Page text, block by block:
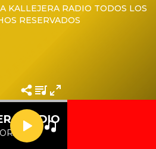
KALLEJERA RADIO TODOS LOS
RESERVADOS
RADIO